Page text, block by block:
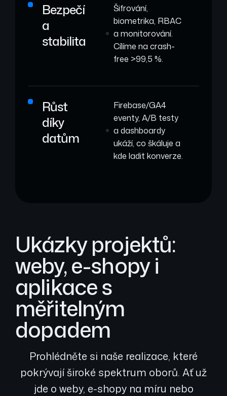
Bezpečí
a
stabilita
Šifrování,
biometrika, RBAC
a monitorování.
Cílíme na crash-
free >99,5 %.
Růst
díky
datům
Firebase/GA4
eventy, A/B testy
a dashboardy
ukáží, co škáluje a
kde ladit konverze.
Ukázky projektů:
weby, e-shopy i
aplikace s
měřitelným
dopadem
Prohlédněte si naše realizace, které
pokrývají široké spektrum oborů. Ať už
jde o weby, e-shopy na míru nebo